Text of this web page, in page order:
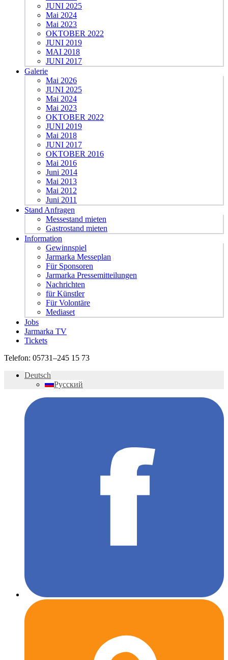
JUNI 2025
Mai 2024
Mai 2023
OKTOBER 2022
JUNI 2019
MAI 2018
JUNI 2017
Galerie
Mai 2026
JUNI 2025
Mai 2024
Mai 2023
OKTOBER 2022
JUNI 2019
Mai 2018
JUNI 2017
OKTOBER 2016
Mai 2016
Juni 2014
Mai 2013
Mai 2012
Juni 2011
Stand Anfragen
Messestand mieten
Gastrostand mieten
Information
Gewinnspiel
Jarmarka Messeplan
Für Sponsoren
Jarmarka Pressemitteilungen
Nachrichten
für Künstler
Für Volontäre
Mediaset
Jobs
Jarmarka TV
Tickets
Telefon: 05731–245 15 73
Deutsch
Русский